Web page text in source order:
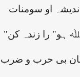
او سومنات
ہو" را زندہ کن
بی حرب و ضرب